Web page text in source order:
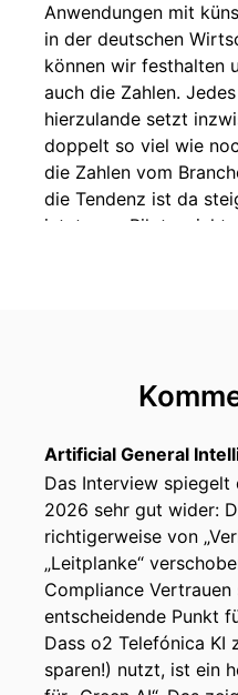
Anwendungen mit
in der deutschen
können wir festhalten
auch die Zahlen.
hierzulande setzt
doppelt so viel wie
die Zahlen vom
die Tendenz ist da
jetzt vom Pilotprojekt
Telefonica. Grüß dich,
sein. Station Voice
Start: End: So klingt
für Unternehmen.
mit EntscheiderInnen
Herausforderungen
Mit jeder Menge
Denkanstößen. Aus
Wirtschaft. Matthias
Artificial General
Das Interview spiegelt
2026 sehr gut wider:
richtigerweise von
„Leitplanke“
Compliance
entscheidende Punkt
Dass o2 Telefónica KI
sparen!) nutzt, ist ein